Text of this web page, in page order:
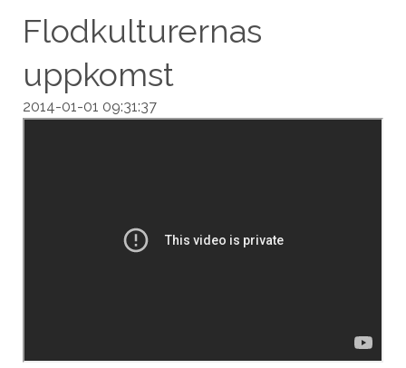
Flodkulturernas
uppkomst
2014-01-01 09:31:37